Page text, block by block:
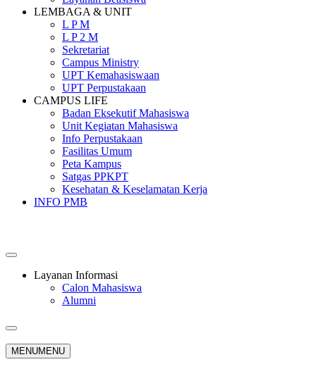
LEMBAGA & UNIT
L P M
L P 2 M
Sekretariat
Campus Ministry
UPT Kemahasiswaan
UPT Perpustakaan
CAMPUS LIFE
Badan Eksekutif Mahasiswa
Unit Kegiatan Mahasiswa
Info Perpustakaan
Fasilitas Umum
Peta Kampus
Satgas PPKPT
Kesehatan & Keselamatan Kerja
INFO PMB
Layanan Informasi
Calon Mahasiswa
Alumni
MENUMENU